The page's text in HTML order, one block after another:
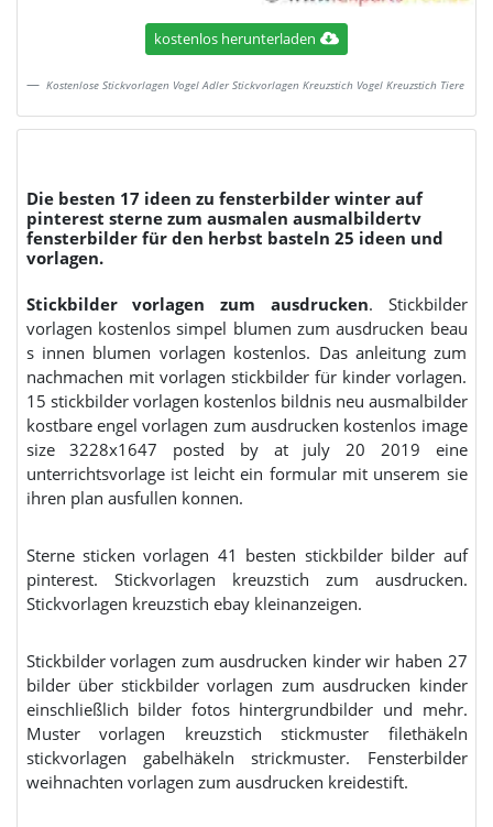
kostenlos herunterladen
Kostenlose Stickvorlagen Vogel Adler Stickvorlagen Kreuzstich Vogel Kreuzstich Tiere
Die besten 17 ideen zu fensterbilder winter auf
pinterest sterne zum ausmalen ausmalbildertv
fensterbilder für den herbst basteln 25 ideen und
vorlagen.
Stickbilder vorlagen zum ausdrucken. Stickbilder
vorlagen kostenlos simpel blumen zum ausdrucken beau
s innen blumen vorlagen kostenlos. Das anleitung zum
nachmachen mit vorlagen stickbilder für kinder vorlagen.
15 stickbilder vorlagen kostenlos bildnis neu ausmalbilder
kostbare engel vorlagen zum ausdrucken kostenlos image
size 3228x1647 posted by at july 20 2019 eine
unterrichtsvorlage ist leicht ein formular mit unserem sie
ihren plan ausfullen konnen.
Sterne sticken vorlagen 41 besten stickbilder bilder auf
pinterest. Stickvorlagen kreuzstich zum ausdrucken.
Stickvorlagen kreuzstich ebay kleinanzeigen.
Stickbilder vorlagen zum ausdrucken kinder wir haben 27
bilder über stickbilder vorlagen zum ausdrucken kinder
einschließlich bilder fotos hintergrundbilder und mehr.
Muster vorlagen kreuzstich stickmuster filethäkeln
stickvorlagen gabelhäkeln strickmuster. Fensterbilder
weihnachten vorlagen zum ausdrucken kreidestift.